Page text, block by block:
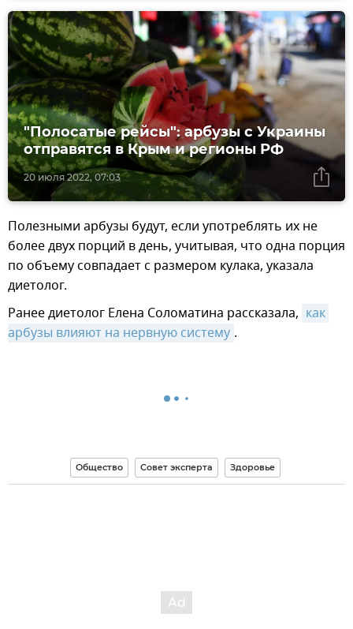
20 июля 2022, 07:03
"Полосатые рейсы": арбузы c Украины
отправятся в Крым и регионы РФ
Полезными арбузы будут, если употреблять их не
более двух порций в день, учитывая, что одна порция
по объему совпадает с размером кулака, указала
диетолог.
Ранее диетолог Елена Соломатина рассказала, как
арбузы влияют на нервную систему .
Общество Совет эксперта Здоровье